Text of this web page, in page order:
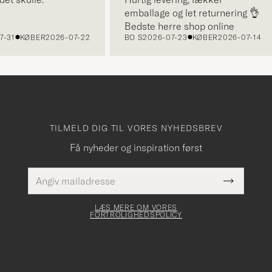
KØBER2026-07-22
emballage og let returnering 👌
Bedste herre shop online
BO S2026-07-23 KØBER2026-07-14
TILMELD DIG TIL VORES NYHEDSBREV
Få nyheder og inspiration først
mailadresse
Dette
felt skal
Submit
Newsletter
LÆS MERE OM VORES
FORTROLIGHEDSPOLICY